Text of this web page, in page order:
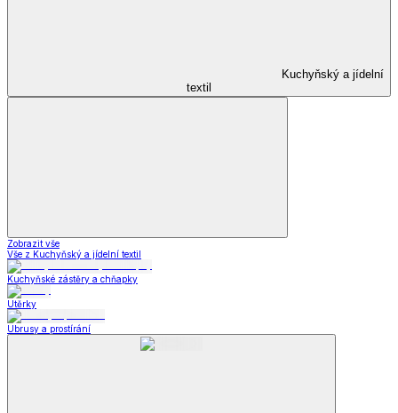
Kuchyňský a jídelní
textil
Zobrazit vše
Vše z Kuchyňský a jídelní textil
Kuchyňské zástěry a chňapky
Utěrky
Ubrusy a prostírání